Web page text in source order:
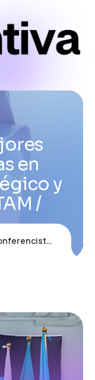
en
y
y educativo LATAM"